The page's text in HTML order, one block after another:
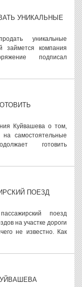
УНИКАЛЬНЫЕ
уникальные
займется компания
подписал
Куйвашева о том,
самостоятельные
готовить
ПОЕЗД
поезд
на участке дороги
не известно. Как